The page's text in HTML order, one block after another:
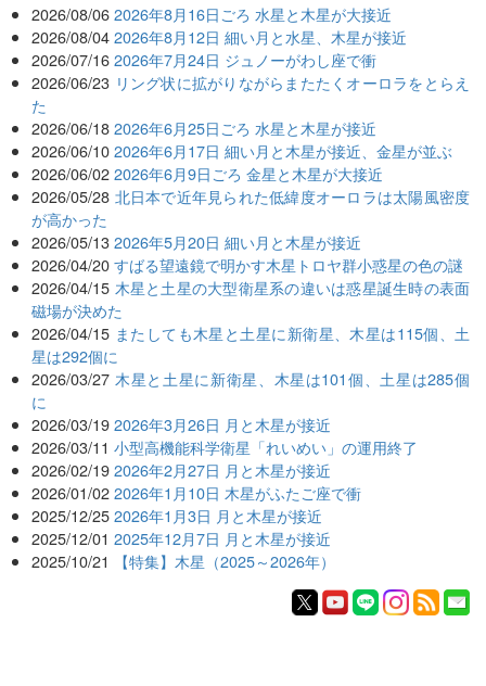
2026/08/06 2026年8月16日ごろ 水星と木星が大接近
2026/08/04 2026年8月12日 細い月と水星、木星が接近
2026/07/16 2026年7月24日 ジュノーがわし座で衝
2026/06/23 リング状に拡がりながらまたたくオーロラをとらえ
た
2026/06/18 2026年6月25日ごろ 水星と木星が接近
2026/06/10 2026年6月17日 細い月と木星が接近、金星が並ぶ
2026/06/02 2026年6月9日ごろ 金星と木星が大接近
2026/05/28 北日本で近年見られた低緯度オーロラは太陽風密度
が高かった
2026/05/13 2026年5月20日 細い月と木星が接近
2026/04/20 すばる望遠鏡で明かす木星トロヤ群小惑星の色の謎
2026/04/15 木星と土星の大型衛星系の違いは惑星誕生時の表面
磁場が決めた
2026/04/15 またしても木星と土星に新衛星、木星は115個、土
星は292個に
2026/03/27 木星と土星に新衛星、木星は101個、土星は285個
に
2026/03/19 2026年3月26日 月と木星が接近
2026/03/11 小型高機能科学衛星「れいめい」の運用終了
2026/02/19 2026年2月27日 月と木星が接近
2026/01/02 2026年1月10日 木星がふたご座で衝
2025/12/25 2026年1月3日 月と木星が接近
2025/12/01 2025年12月7日 月と木星が接近
2025/10/21
【特集】木星（2025～2026年）